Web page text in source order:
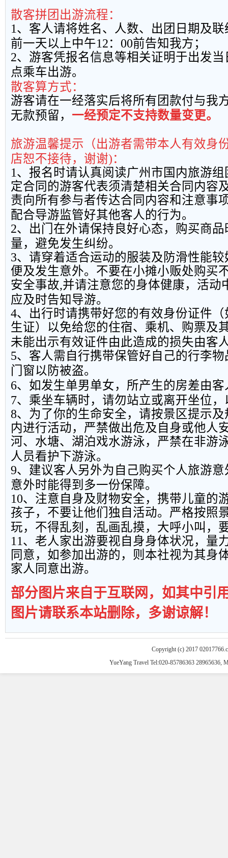
散客拼团出游流程：
1、客人请将姓名、人数、出团日期及
前一天以上中午12： 00前告知我方；
2、游客凭报名信息等相关证明于出发
点乘车出游。
散客算方式：
游客请在一经落实后将所有团款付与我
无款预留， 一经预定不支持数量变更。
旅游温馨提示（出游者需带本人有效身
店恕不接待，谢谢)：
1、报名时请认真阅读广州市国内旅游
定合同的游客代表须清楚相关合同内容
责向所有参与者传达合同内容和注意事
配合导游监管好其他客人的行为。
2、出门在外请保持良好心态，购买商
量，避免发生纠纷。
3、请穿着适合运动的服装及防滑性能
便及发生意外。不要在小摊小贩处购买
安全事故,并请注意您的身体健康，活动
应及时告知导游。
4、出行时请携带好您的有效身份证件
生证）以免给您的住宿、乘机、购票及
未能出示有效证件由此造成的损失由客
5、客人需自行携带保管好自己的行李
门窗以防被盗。
6、如发生单男单女，所产生的房差由客
7、乘坐车辆时，请勿站立或离开坐位
8、为了你的生命安全，请按景区提示
内进行活动，严禁做出危及自身或他人
河、水塘、湖泊戏水游泳，严禁在非游
人员看护下游泳。
9、建议客人另外为自己购买个人旅游
意外时能得到多一份保障。
10、注意自身及财物安全，携带儿童的
孩子，不要让他们独自活动。严格按照
玩，不得乱刻，乱画乱摸，大呼小叫，
11、老人家出游要视自身身体状况，量
同意，如参加出游的，则本社视为其身
家人同意出游。
部分图片来自于互联网，如其中引
图片请联系本站删除，多谢谅解！
Copyright (c) 2017
YueYang Travel Tel:020-85786363 28965636,